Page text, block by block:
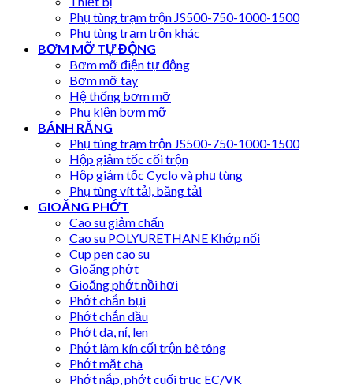
Phụ tùng trạm trộn JS500-750-1000-1500
Phụ tùng trạm trộn khác
BƠM MỠ TỰ ĐỘNG
Bơm mỡ điện tự động
Bơm mỡ tay
Hệ thống bơm mỡ
Phụ kiện bơm mỡ
BÁNH RĂNG
Phụ tùng trạm trộn JS500-750-1000-1500
Hộp giảm tốc cối trộn
Hộp giảm tốc Cyclo và phụ tùng
Phụ tùng vít tải, băng tải
GIOĂNG PHỚT
Cao su giảm chấn
Cao su POLYURETHANE Khớp nối
Cup pen cao su
Gioăng phớt
Gioăng phớt nồi hơi
Phớt chắn bụi
Phớt chắn dầu
Phớt dạ, nỉ, len
Phớt làm kín cối trộn bê tông
Phớt mặt chà
Phớt nắp, phớt cuối trục EC/VK